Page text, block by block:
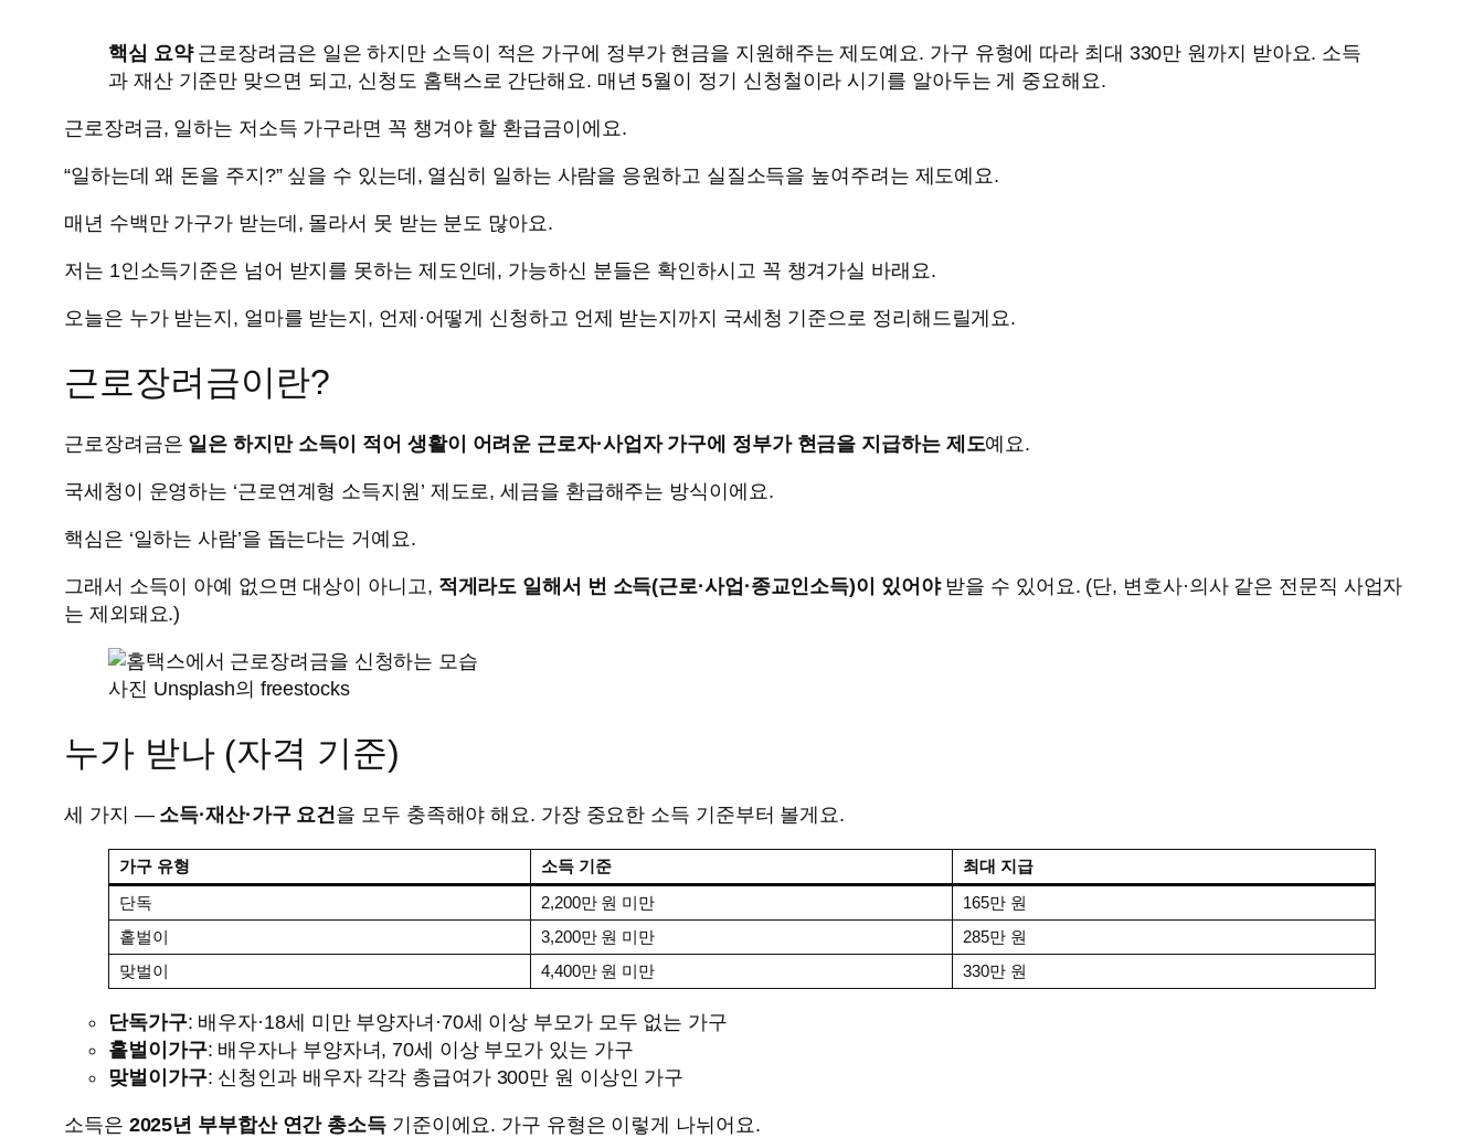
핵심 요약근로장려금은 일은 하지만 소득이 적은 가구에 정부가 현금을 지원해주는 제도예요. 가구 유형에 따라 최대 330만 원까지 받아요. 소득
과 재산 기준만 맞으면 되고, 신청도 홈택스로 간단해요. 매년 5월이 정기 신청철이라 시기를 알아두는 게 중요해요.
근로장려금, 일하는 저소득 가구라면 꼭 챙겨야 할 환급금이에요.
“일하는데 왜 돈을 주지?” 싶을 수 있는데, 열심히 일하는 사람을 응원하고 실질소득을 높여주려는 제도예요.
매년 수백만 가구가 받는데, 몰라서 못 받는 분도 많아요.
저는 1인소득기준은 넘어 받지를 못하는 제도인데, 가능하신 분들은 확인하시고 꼭 챙겨가실 바래요.
오늘은 누가 받는지, 얼마를 받는지, 언제·어떻게 신청하고 언제 받는지까지 국세청 기준으로 정리해드릴게요.
근로장려금이란?
근로장려금은 일은 하지만 소득이 적어 생활이 어려운 근로자·사업자 가구에 정부가 현금을 지급하는 제도예요.
국세청이 운영하는 ‘근로연계형 소득지원’ 제도로, 세금을 환급해주는 방식이에요.
핵심은 ‘일하는 사람’을 돕는다는 거예요.
그래서 소득이 아예 없으면 대상이 아니고, 적게라도 일해서 번 소득(근로·사업·종교인소득)이 있어야받을 수 있어요. (단, 변호사·의사 같은 전문직 사업자
는 제외돼요.)
사진 Unsplash의 freestocks
누가 받나 (자격 기준)
세 가지 — 소득·재산·가구 요건을 모두 충족해야 해요. 가장 중요한 소득 기준부터 볼게요.
가구 유형 소득 기준
최대 지급
단독
2,200만 원 미만
165만 원
홑벌이
3,200만 원 미만
285만 원
맞벌이
4,400만 원 미만 330만 원
단독가구: 배우자·18세 미만 부양자녀·70세 이상 부모가 모두 없는 가구
홑벌이가구: 배우자나 부양자녀, 70세 이상 부모가 있는 가구
맞벌이가구: 신청인과 배우자 각각 총급여가 300만 원 이상인 가구
소득은 2025년 부부합산 연간 총소득기준이에요. 가구 유형은 이렇게 나뉘어요.